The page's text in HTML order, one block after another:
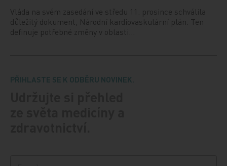
Vláda na svém zasedání ve středu 11. prosince schválila
důležitý dokument, Národní kardiovaskulární plán. Ten
definuje potřebné změny v oblasti…
PŘIHLASTE SE K ODBĚRU NOVINEK.